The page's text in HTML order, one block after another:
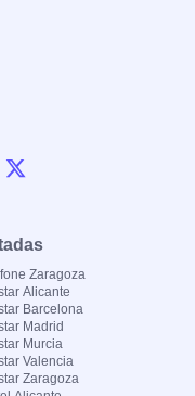
Zaragoza
Alicante
Barcelona
Madrid
Murcia
Valencia
Zaragoza